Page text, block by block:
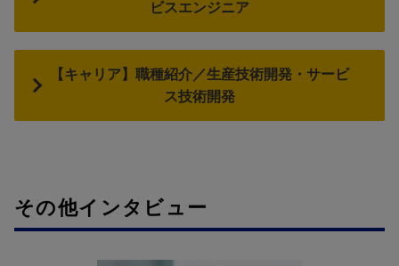
ビスエンジニア
【キャリア】職種紹介／生産技術開発・サービ
ス技術開発
その他インタビュー